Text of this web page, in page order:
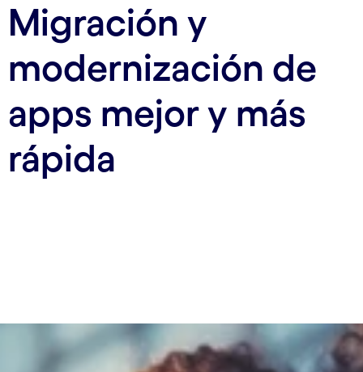
Migración y
modernización de
apps mejor y más
rápida